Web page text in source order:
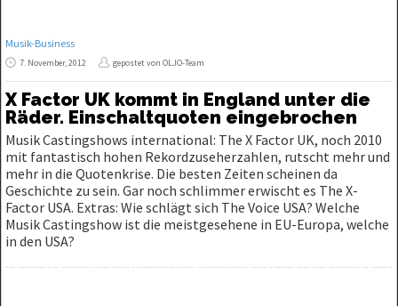
Musik-Business
7. November, 2012 gepostet von OLJO-Team
X Factor UK kommt in England unter die
Räder. Einschaltquoten eingebrochen
Musik Castingshows international: The X Factor UK, noch 2010
mit fantastisch hohen Rekordzuseherzahlen, rutscht mehr und
mehr in die Quotenkrise. Die besten Zeiten scheinen da
Geschichte zu sein. Gar noch schlimmer erwischt es The X-
Factor USA. Extras: Wie schlägt sich The Voice USA? Welche
Musik Castingshow ist die meistgesehene in EU-Europa, welche
in den USA?